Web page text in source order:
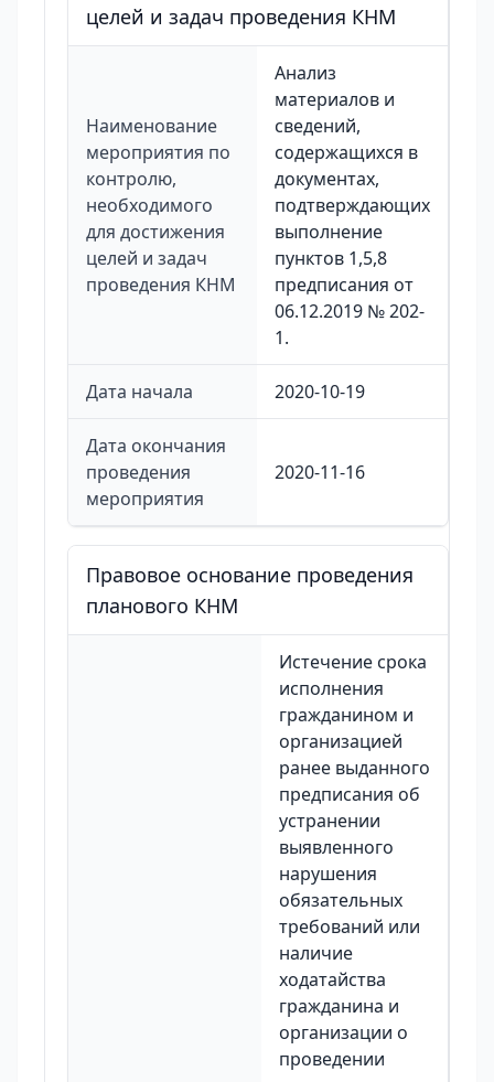
целей и задач проведения КНМ
Наименование
мероприятия по
контролю,
необходимого
для достижения
целей и задач
проведения КНМ
Анализ
материалов и
сведений,
содержащихся в
документах,
подтверждающих
выполнение
пунктов 1,5,8
предписания от
06.12.2019 № 202-
1.
Дата начала 2020-10-19
Дата окончания
проведения
мероприятия
2020-11-16
Правовое основание проведения
планового КНМ
Истечение срока
исполнения
гражданином и
организацией
ранее выданного
предписания об
устранении
выявленного
нарушения
обязательных
требований или
наличие
ходатайства
гражданина и
организации о
проведении